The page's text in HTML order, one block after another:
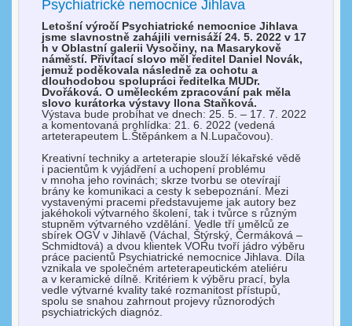
Psychiatrické nemocnice Jihlava
Letošní výročí Psychiatrické nemocnice Jihlava
jsme slavnostně zahájili vernisáží 24. 5. 2022 v 17
h v Oblastní galerii Vysočiny, na Masarykově
náměstí. Přivítací slovo měl ředitel Daniel Novák,
jemuž poděkovala následně za ochotu a
dlouhodobou spolupráci ředitelka MUDr.
Dvořáková. O uměleckém zpracování pak měla
slovo kurátorka výstavy Ilona Staňková.
Výstava bude probíhat ve dnech: 25. 5. – 17. 7. 2022
a komentovaná prohlídka: 21. 6. 2022 (vedená
arteterapeutem L.Štěpánkem a N.Lupačovou).
Kreativní techniky a arteterapie slouží lékařské vědě
i pacientům k vyjádření a uchopení problému
v mnoha jeho rovinách; skrze tvorbu se otevírají
brány ke komunikaci a cesty k sebepoznání. Mezi
vystavenými pracemi představujeme jak autory bez
jakéhokoli výtvarného školení, tak i tvůrce s různým
stupněm výtvarného vzdělání. Vedle tří umělců ze
sbírek OGV v Jihlavě (Váchal, Štýrský, Čermáková –
Schmidtová) a dvou klientek VORu tvoří jádro výběru
práce pacientů Psychiatrické nemocnice Jihlava. Díla
vznikala ve společném arteterapeutickém ateliéru
a v keramické dílně. Kritériem k výběru prací, byla
vedle výtvarné kvality také rozmanitost přístupů,
spolu se snahou zahrnout projevy různorodých
psychiatrických diagnóz.